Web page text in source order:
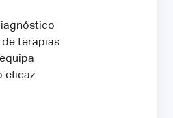
de terapias
eficaz